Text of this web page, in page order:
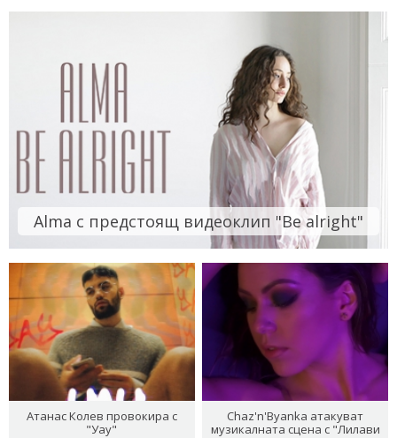
Alma с предстоящ видеоклип "Be alright"
Атанас Колев провокира с
"Уау"
Chaz'n'Byanka атакуват
музикалната сцена с "Лилави